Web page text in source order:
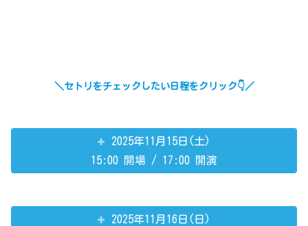
＼セトリをチェックしたい日程をクリック👇／
2025年11月15日(土)
15:00 開場 / 17:00 開演
2025年11月16日(日)